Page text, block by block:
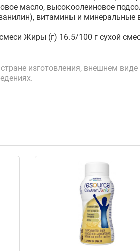
масло, высокоолеиновое
витамины и минеральные
Жиры (г) 16.5/100 г сухой
изготовления, внешнем